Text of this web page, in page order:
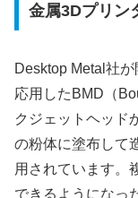
金属3Dプリ
Desktop Metal社
応用したBMD（
クジェットヘッド
の粉体に塗布して
用されています。
できるようになっ